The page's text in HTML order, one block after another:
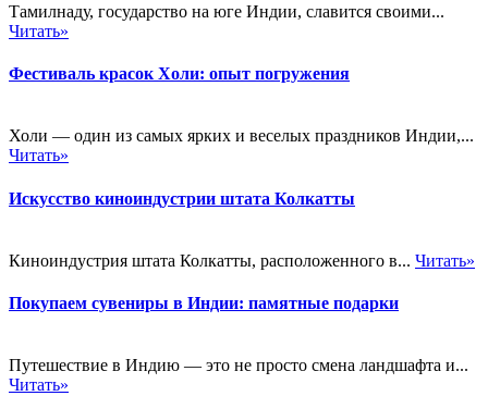
Тамилнаду, государство на юге Индии, славится своими...
Читать»
Фестиваль красок Холи: опыт погружения
Холи — один из самых ярких и веселых праздников Индии,...
Читать»
Искусство киноиндустрии штата Колкатты
Киноиндустрия штата Колкатты, расположенного в... Читать»
Покупаем сувениры в Индии: памятные подарки
Путешествие в Индию — это не просто смена ландшафта и...
Читать»